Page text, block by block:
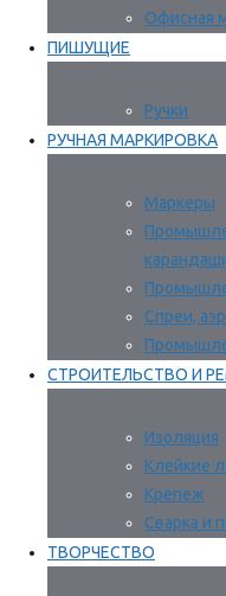
Офисная
ПИШУЩИЕ
Ручки
РУЧНАЯ МАРКИРОВКА
Маркеры
Спреи,
СТРОИТЕЛЬСТВО И
Изоляция
Клейкие
Крепеж
Сварка и
ТВОРЧЕСТВО